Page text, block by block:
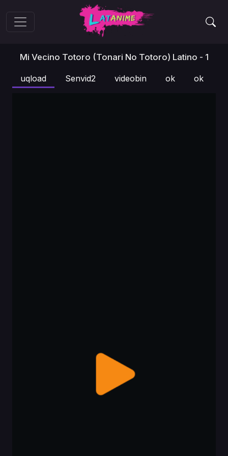
Mi Vecino Totoro (Tonari No Totoro) Latino - 1
uqload Senvid2 videobin ok ok